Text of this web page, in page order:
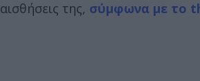
αισθήσεις της, σύμφωνα με το